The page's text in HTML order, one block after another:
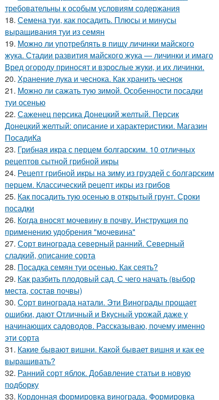
требовательны к особым условиям содержания
18. Семена туи, как посадить. Плюсы и минусы
выращивания туи из семян
19. Можно ли употреблять в пищу личинки майского
жука. Стадии развития майского жука — личинки и имаго
Вред огороду приносят и взрослые жуки, и их личинки.
20. Хранение лука и чеснока. Как хранить чеснок
21. Можно ли сажать тую зимой. Особенности посадки
туи осенью
22. Саженец персика Донецкий желтый. Персик
Донецкий желтый: описание и характеристики. Магазин
ПосадиКа
23. Грибная икра с перцем болгарским. 10 отличных
рецептов сытной грибной икры
24. Рецепт грибной икры на зиму из груздей с болгарским
перцем. Классический рецепт икры из грибов
25. Как посадить тую осенью в открытый грунт. Сроки
посадки
26. Когда вносят мочевину в почву. Инструкция по
применению удобрения "мочевина"
27. Сорт винограда северный ранний. Северный
сладкий, описание сорта
28. Посадка семян туи осенью. Как сеять?
29. Как разбить плодовый сад. С чего начать (выбор
места, состав почвы)
30. Сорт винограда натали. Эти Винограды прощает
ошибки, дают Отличный и Вкусный урожай даже у
начинающих садоводов. Рассказываю, почему именно
эти сорта
31. Какие бывают вишни. Какой бывает вишня и как ее
выращивать?
32. Ранний сорт яблок. Добавление статьи в новую
подборку
33. Кордонная формировка винограда. Формировка